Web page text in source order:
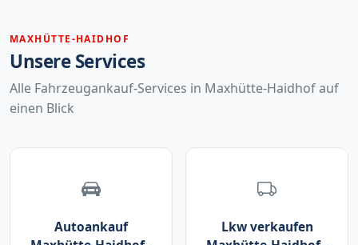
MAXHÜTTE-HAIDHOF
Unsere Services
Alle Fahrzeugankauf-Services in Maxhütte-Haidhof auf
einen Blick
Autoankauf
Lkw verkaufen